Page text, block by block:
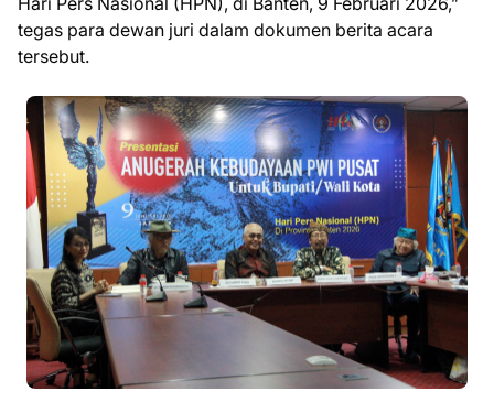
tegas para dewan juri dalam dokumen berita acara
tersebut.